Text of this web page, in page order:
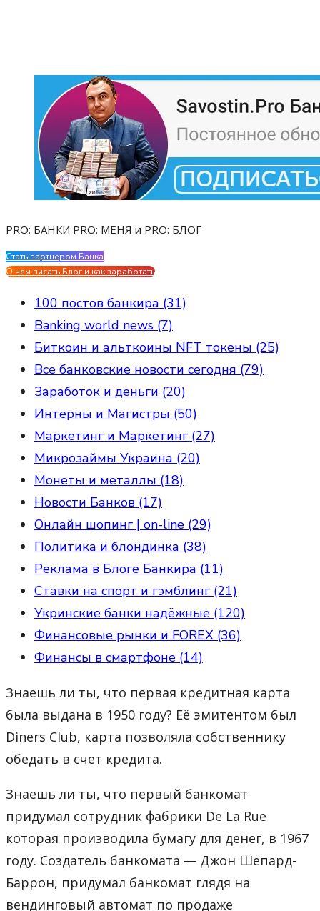
PRO: БАНКИ PRO: МЕНЯ и PRO: БЛОГ
Стать партнером Банка
О чем писать Блог и как заработать
100 постов банкира (31)
Banking world news (7)
Биткоин и альткоины NFT токены (25)
Все банковские новости сегодня (79)
Заработок и деньги (20)
Интерны и Магистры (50)
Маркетинг и Маркетинг (27)
Микрозаймы Украина (20)
Монеты и металлы (18)
Новости Банков (17)
Онлайн шопинг | on-line (29)
Политика и блондинка (38)
Реклама в Блоге Банкира (11)
Ставки на спорт и гэмблинг (21)
Укринские банки надёжные (120)
Финансовые рынки и FOREX (36)
Финансы в смартфоне (14)
Знаешь ли ты, что первая кредитная карта
была выдана в 1950 году? Её эмитентом был
Diners Club, карта позволяла собственнику
обедать в счет кредита.
Знаешь ли ты, что первый банкомат
придумал сотрудник фабрики De La Rue
которая производила бумагу для денег, в 1967
году. Создатель банкомата — Джон Шепард-
Баррон, придумал банкомат глядя на
вендинговый автомат по продаже